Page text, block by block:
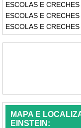
ESCOLAS E
ESCOLAS E
ESCOLAS E
MAPA E
EINSTEIN: